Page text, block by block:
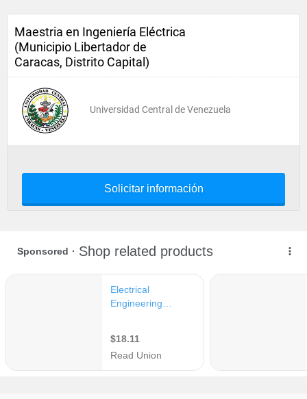
Maestria en Ingeniería Eléctrica
(Municipio Libertador de
Caracas, Distrito Capital)
Universidad Central de Venezuela
Solicitar información